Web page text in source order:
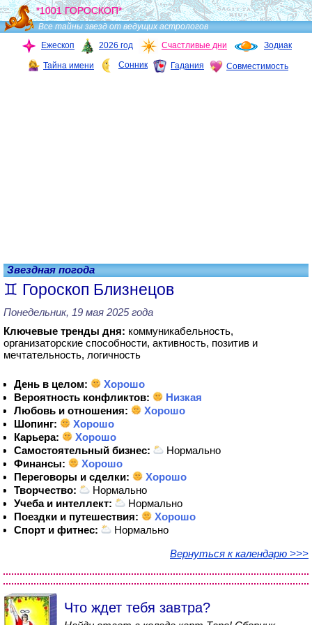
*1001 ГОРОСКОП*
Все тайны звезд от ведущих астрологов
Ежескоп
2026 год Счастливые дни Зодиак
Тайна имени Сонник Гадания Совместимость
Звездная погода
Гороскоп Близнецов
Понедельник, 19 мая 2025 года
Ключевые тренды дня: коммуникабельность,
организаторские способности, активность, позитив и
мечтательность, логичность
День в целом:
Хорошо
Вероятность конфликтов:
Низкая
Любовь и отношения:
Хорошо
Шопинг:
Хорошо
Карьера:
Хорошо
Самостоятельный бизнес:
Нормально
Финансы:
Хорошо
Переговоры и сделки:
Хорошо
Творчество:
Нормально
Учеба и интеллект:
Нормально
Поездки и путешествия:
Хорошо
Спорт и фитнес:
Нормально
Вернуться к календарю >>>
Что ждет тебя завтра?